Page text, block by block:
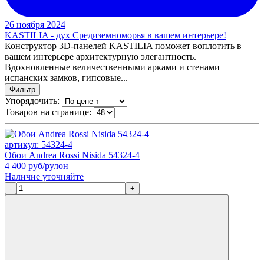
26 ноября 2024
KASTILIA - дух Средиземноморья в вашем интерьере!
Конструктор 3D-панелей KASTILIA поможет воплотить в
вашем интерьере архитектурную элегантность.
Вдохновленные величественными арками и стенами
испанских замков, гипсовые...
Фильтр
Упорядочить:
Товаров на странице:
артикул: 54324-4
Обои Andrea Rossi Nisida 54324-4
4 400 руб/рулон
Наличие уточняйте
- +